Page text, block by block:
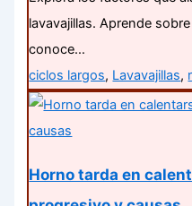
lavavajillas. Aprende
conoce…
ciclos largos, Lavavajillas,
Horno tarda en